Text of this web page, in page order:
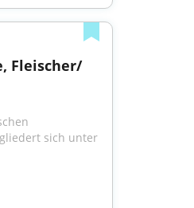
Verkäufer Frischetheke, Fleischer/
sich unter